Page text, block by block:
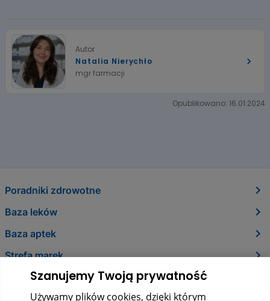
Autor
Natalia Nierychło
mgr farmacji
Opublikowano: 16.01.2024
Poradniki zdrowotne
Baza leków
Baza aptek
Strefa marek
O nas
Kontakt
Szanujemy Twoją prywatność
Używamy plików cookies, dzięki którym